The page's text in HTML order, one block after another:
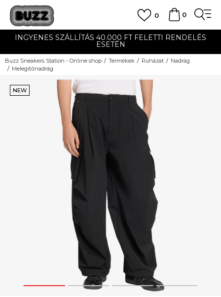
0
0
INGYENES SZÁLLÍTÁS 40.000 FT FELETTI RENDELÉS
ESETÉN
Buzz Sneakers Station - Online shop Termékek Ruházat
Nadrág
Melegítőnadrág
1 2 3 4
NEW